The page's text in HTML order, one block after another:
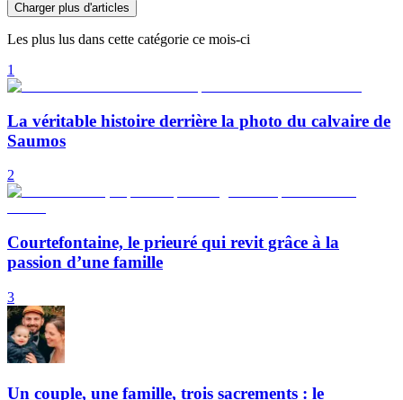
Charger plus d'articles
Les plus lus dans cette catégorie ce mois-ci
1
La véritable histoire derrière la photo du calvaire de
Saumos
2
Courtefontaine, le prieuré qui revit grâce à la
passion d’une famille
3
Un couple, une famille, trois sacrements : le